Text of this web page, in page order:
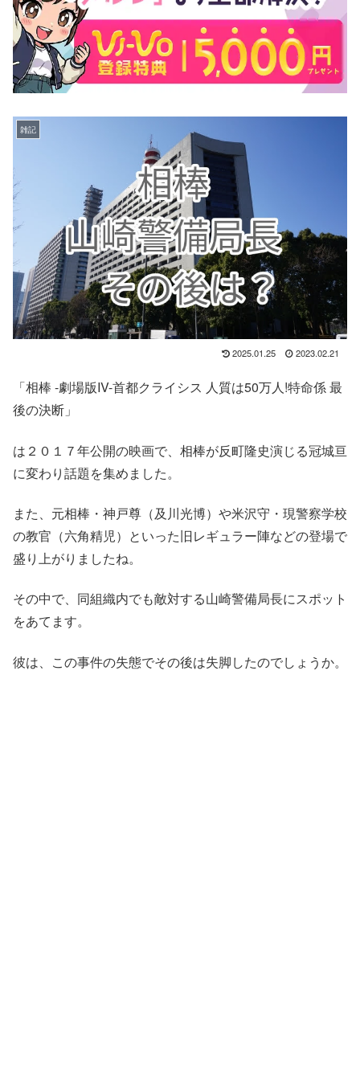
雑記
2025.01.25 2023.02.21
「相棒 -劇場版IV-首都クライシス 人質は50万人!特命係 最
後の決断」
は２０１７年公開の映画で、相棒が反町隆史演じる冠城亘
に変わり話題を集めました。
また、元相棒・神戸尊（及川光博）や米沢守・現警察学校
の教官（六角精児）といった旧レギュラー陣などの登場で
盛り上がりましたね。
その中で、同組織内でも敵対する山崎警備局長にスポット
をあてます。
彼は、この事件の失態でその後は失脚したのでしょうか。